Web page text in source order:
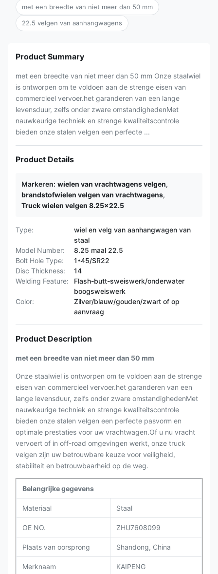
met een breedte van niet meer dan 50 mm
22.5 velgen van aanhangwagens
Product Summary
met een breedte van niet meer dan 50 mm Onze staalwiel
is ontworpen om te voldoen aan de strenge eisen van
commercieel vervoer.het garanderen van een lange
levensduur, zelfs onder zware omstandighedenMet
nauwkeurige techniek en strenge kwaliteitscontrole
bieden onze stalen velgen een perfecte ...
Product Details
Markeren: wielen van vrachtwagens velgen,
brandstofwielen velgen van vrachtwagens,
Truck wielen velgen 8.25x22.5
Type:
wiel en velg van aanhangwagen van
staal
Model Number:
8.25 maal 22.5
Bolt Hole Type:
1*45/SR22
Disc Thickness:
14
Welding Feature:
Flash-butt-sweiswerk/onderwater
boogsweiswerk
Color:
Zilver/blauw/gouden/zwart of op
aanvraag
Product Description
met een breedte van niet meer dan 50 mm
Onze staalwiel is ontworpen om te voldoen aan de strenge
eisen van commercieel vervoer.het garanderen van een
lange levensduur, zelfs onder zware omstandighedenMet
nauwkeurige techniek en strenge kwaliteitscontrole
bieden onze stalen velgen een perfecte pasvorm en
optimale prestaties voor uw vrachtwagen.Of u nu vracht
vervoert of in off-road omgevingen werkt, onze truck
velgen zijn uw betrouwbare keuze voor veiligheid,
stabiliteit en betrouwbaarheid op de weg.
Belangrijke gegevens
Materiaal Staal
OE NO. ZHU7608099
Plaats van oorsprong Shandong, China
Merknaam KAIPENG